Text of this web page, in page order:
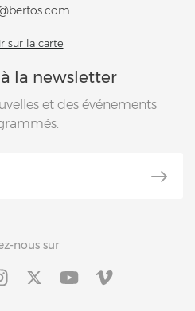
sur la carte
la newsletter
et des événements
nous sur